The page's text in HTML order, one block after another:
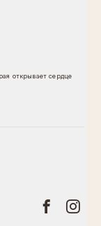
открывает сердце